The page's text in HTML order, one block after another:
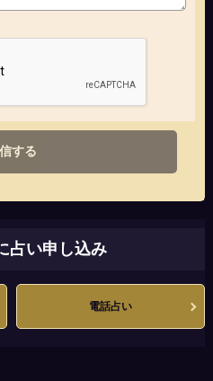
する
占い申し込み
電話占い